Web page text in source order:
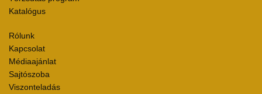
Katalógus
Rólunk
Kapcsolat
Médiaajánlat
Sajtószoba
Viszonteladás